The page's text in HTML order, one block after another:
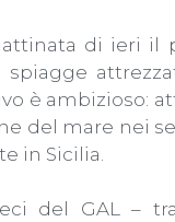
di ieri il
spiagge
è ambizioso:
del mare nei
in Sicilia.
del GAL –